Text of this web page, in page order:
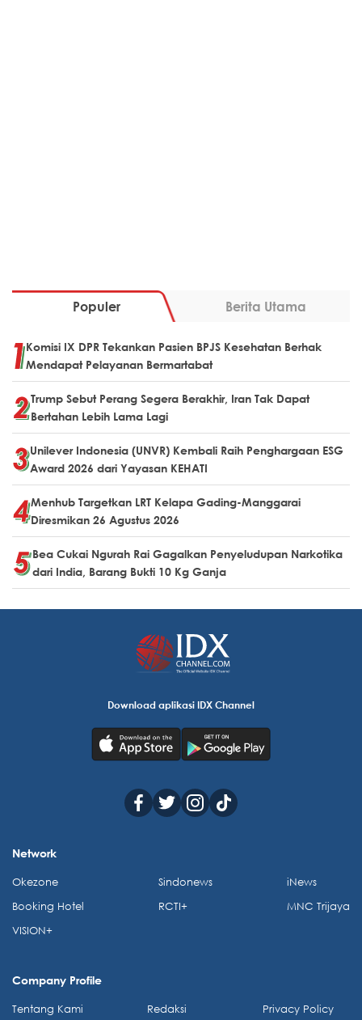
Populer Berita Utama
Komisi IX DPR Tekankan Pasien BPJS Kesehatan Berhak
Mendapat Pelayanan Bermartabat
Trump Sebut Perang Segera Berakhir, Iran Tak Dapat
Bertahan Lebih Lama Lagi
Unilever Indonesia (UNVR) Kembali Raih Penghargaan ESG
Award 2026 dari Yayasan KEHATI
Menhub Targetkan LRT Kelapa Gading-Manggarai
Diresmikan 26 Agustus 2026
Bea Cukai Ngurah Rai Gagalkan Penyeludupan Narkotika
dari India, Barang Bukti 10 Kg Ganja
Download aplikasi IDX Channel
Network
Okezone
Booking Hotel
VISION+
Sindonews
RCTI+
iNews
MNC Trijaya
Company Profile
Tentang Kami Redaksi Privacy Policy